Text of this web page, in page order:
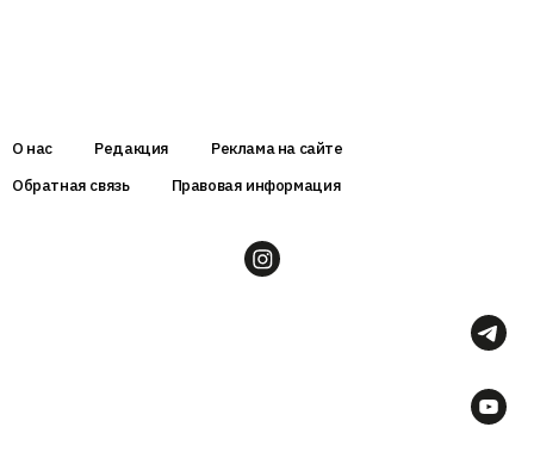
О нас Редакция
Реклама на сайте
Обратная связь
Правовая информация